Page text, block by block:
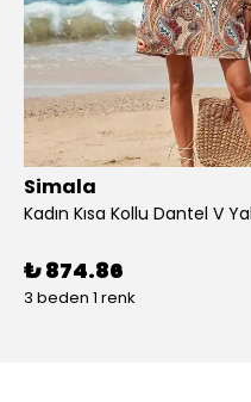
Simala
₺ 874.86
3 beden 1 renk